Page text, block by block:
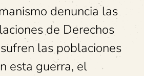
denuncia las
de Derechos
las poblaciones
esta guerra, el